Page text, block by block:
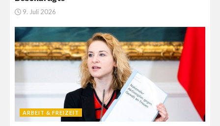
9. Juli 2026
ARBEIT & FREIZEIT